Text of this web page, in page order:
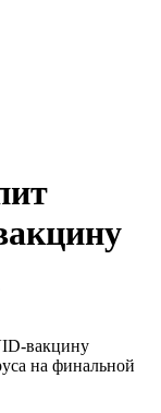
на финальной